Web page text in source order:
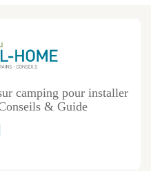
camping pour installer
& Guide